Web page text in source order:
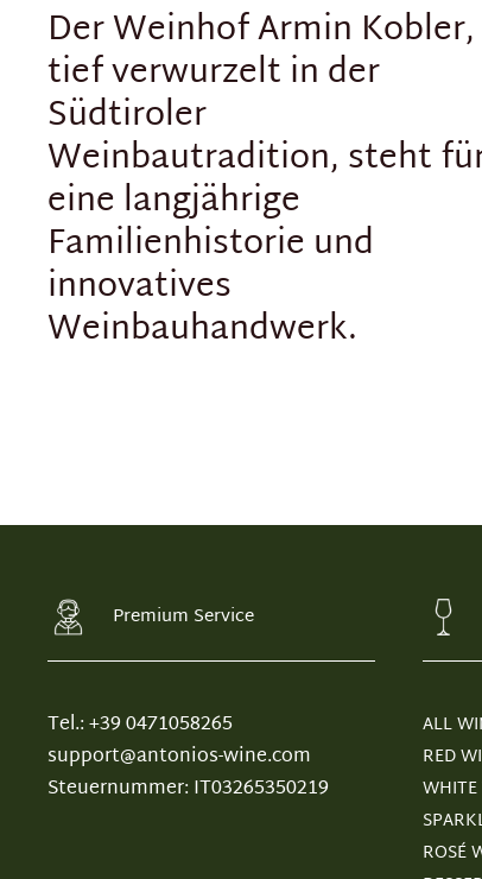
Der Weinhof Armin Kobler,
tief verwurzelt in der
Südtiroler
Weinbautradition, steht
eine langjährige
Familienhistorie und
innovatives
Weinbauhandwerk.
Premium Service
Tel.: +39 0471058265
support@antonios-wine.com
Steuernummer: IT03265350219
ALL
RED
ROSÉ